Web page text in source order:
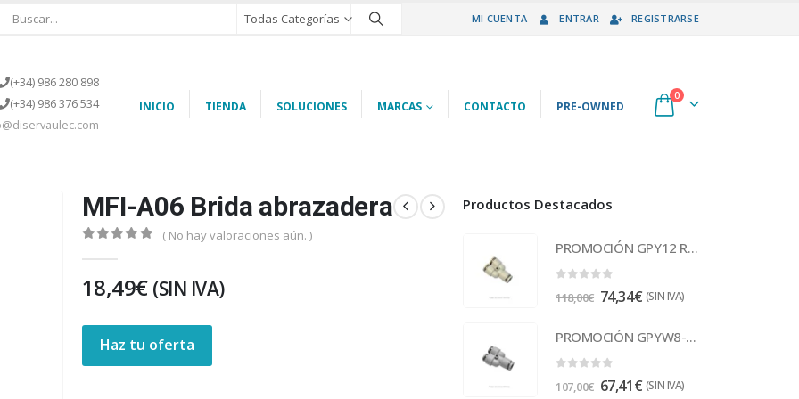
Todas Categorías MI CUENTA ENTRAR REGISTRARSE
(+34) 986 280 898
(+34) 986 376 534
INICIO TIENDA SOLUCIONES MARCAS CONTACTO PRE-OWNED
0
MFI-A06 Brida abrazadera
( No hay valoraciones aún. )
18,49€ (SIN IVA)
Haz tu oferta
Productos Destacados
PROMOCIÓN GPY12 Racor
118,00€ 74,34€ (SIN IVA)
PROMOCIÓN GPYW8-6 Racor
107,00€ 67,41€ (SIN IVA)